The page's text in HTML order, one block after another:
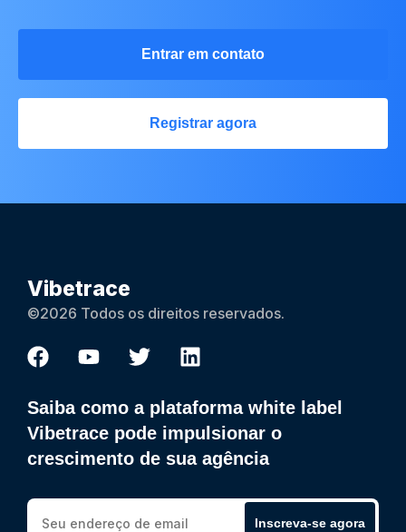
Entrar em contato
Registrar agora
Vibetrace
©2026 Todos os direitos reservados.
Saiba como a plataforma white label
Vibetrace pode impulsionar o
crescimento de sua agência
Inscreva-se agora